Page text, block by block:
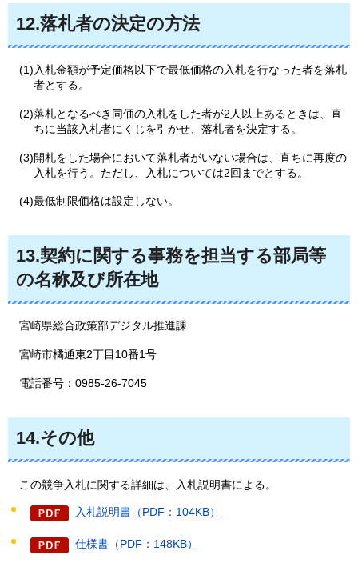
12.落札者の決定の方法
(1)入札金額が予定価格以下で最低価格の入札を行なった者を落札
者とする。
(2)落札となるべき同価の入札をした者が2人以上あるときは、直
ちに当該入札者にくじを引かせ、落札者を決定する。
(3)開札をした場合において落札者がいない場合は、直ちに再度の
入札を行う。ただし、入札については2回までとする。
(4)最低制限価格は設定しない。
13.契約に関する事務を担当する部局等
の名称及び所在地
宮崎県総合政策部デジタル推進課
宮崎市橘通東2丁目10番1号
電話番号：0985-26-7045
14.その他
この競争入札に関する詳細は、入札説明書による。
入札説明書（PDF：104KB）
仕様書（PDF：148KB）